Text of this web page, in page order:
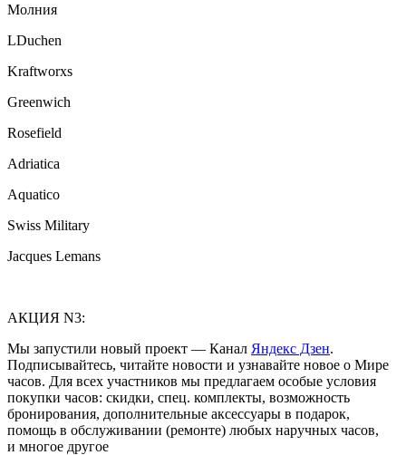
Молния
LDuchen
Kraftworxs
Greenwich
Rosefield
Adriatica
Aquatico
Swiss Military
Jacques Lemans
АКЦИЯ N3:
Мы запустили новый проект — Канал Яндекс Дзен.
Подписывайтесь, читайте новости и узнавайте новое о Мире
часов. Для всех участников мы предлагаем особые условия
покупки часов: скидки, спец. комплекты, возможность
бронирования, дополнительные аксессуары в подарок,
помощь в обслуживании (ремонте) любых наручных часов,
и многое другое